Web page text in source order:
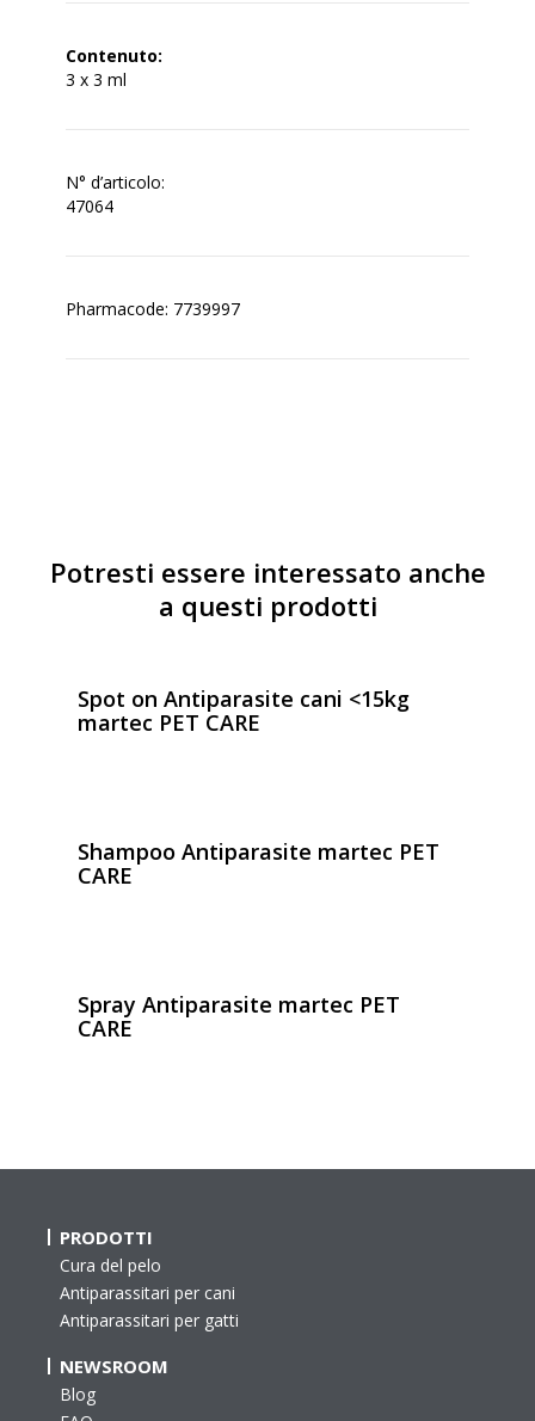
Contenuto:
3 x 3 ml
N° d’articolo:
47064
Pharmacode: 7739997
Potresti essere interessato anche
a questi prodotti
Spot on Antiparasite cani <15kg
martec PET CARE
Shampoo Antiparasite martec PET
CARE
Spray Antiparasite martec PET
CARE
PRODOTTI
Cura del pelo
Antiparassitari per cani
Antiparassitari per gatti
NEWSROOM
Blog